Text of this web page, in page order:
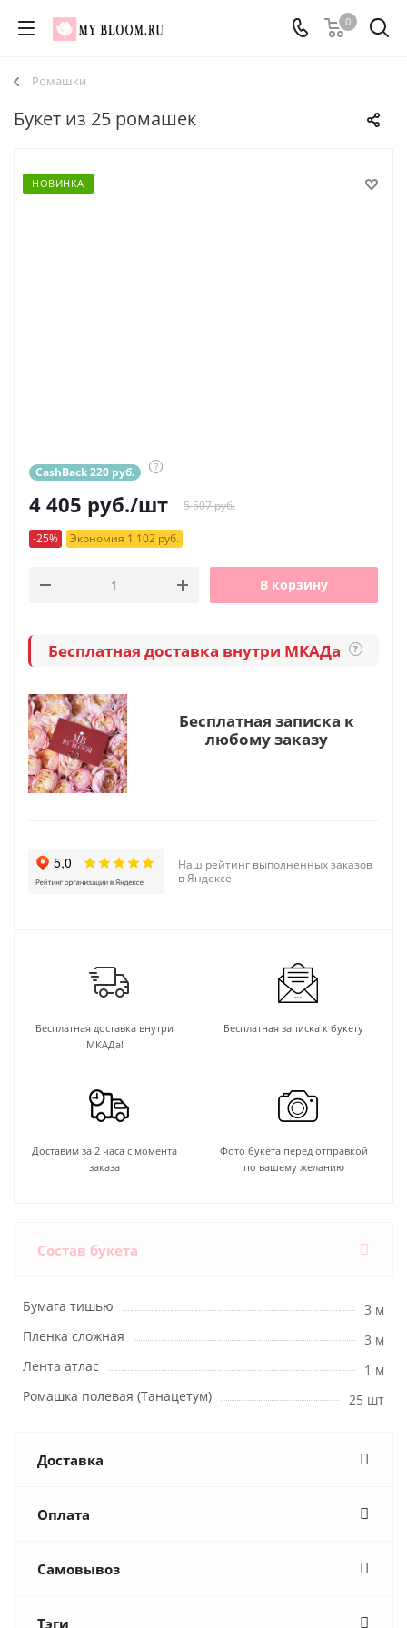
0
Ромашки
Букет из 25 ромашек
НОВИНКА
CashBack 220 руб. ?
4 405 руб./шт 5 507 руб.
-25% Экономия 1 102 руб.
В корзину
Бесплатная доставка внутри МКАДа ?
Бесплатная записка к
любому заказу
Наш рейтинг выполненных заказов
в Яндексе
Бесплатная доставка внутри
МКАДа!
Бесплатная записка к букету
Доставим за 2 часа с момента
заказа
Фото букета перед отправкой
по вашему желанию
Состав букета
Бумага тишью
3 м
Пленка сложная
3 м
Лента атлас
1 м
Ромашка полевая (Танацетум)
25 шт
Доставка
Оплата
Самовывоз
Тэги